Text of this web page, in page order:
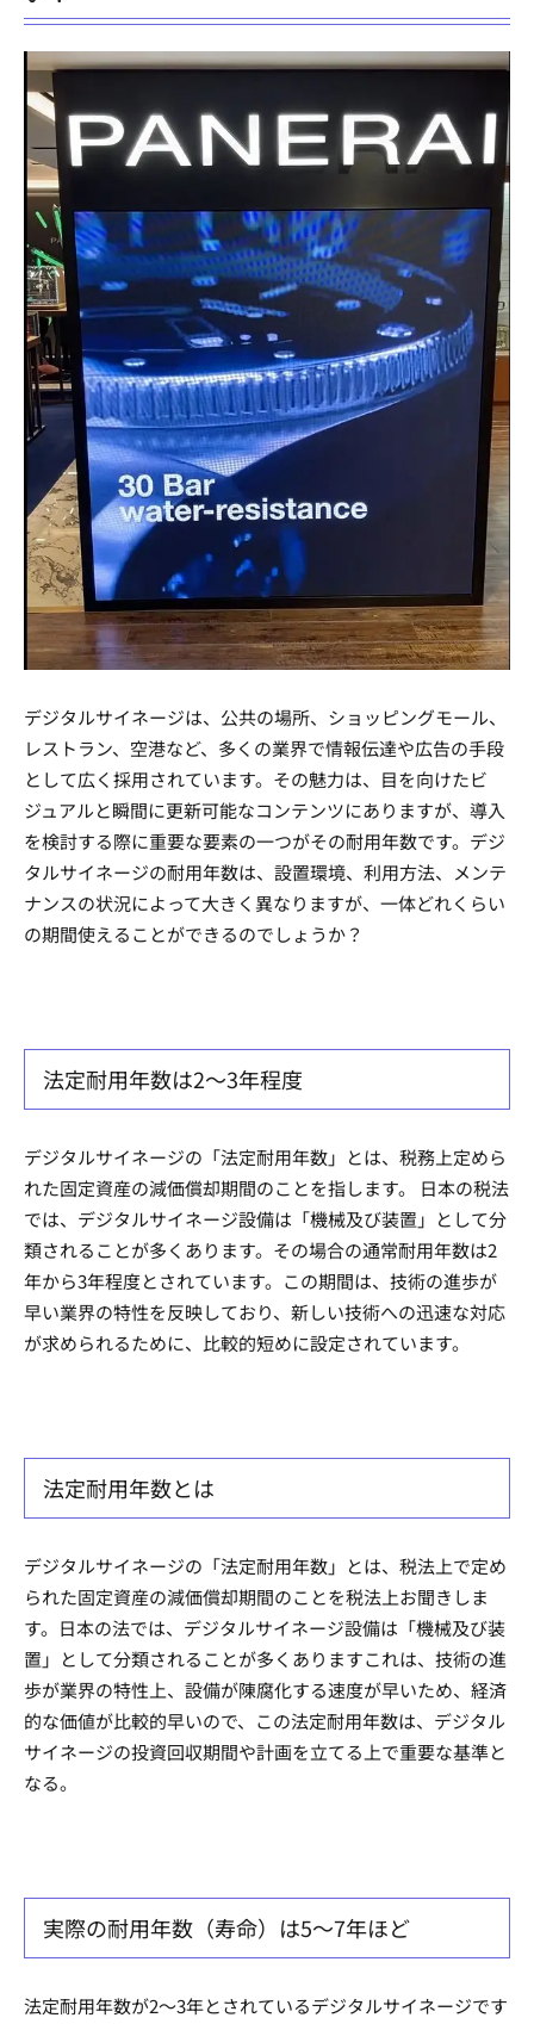
デジタルサイネージは、公共の場所、ショッピングモール、
レストラン、空港など、多くの業界で情報伝達や広告の手段
として広く採用されています。その魅力は、目を向けたビ
ジュアルと瞬間に更新可能なコンテンツにありますが、導入
を検討する際に重要な要素の一つがその耐用年数です。デジ
タルサイネージの耐用年数は、設置環境、利用方法、メンテ
ナンスの状況によって大きく異なりますが、一体どれくらい
の期間使えることができるのでしょうか？
法定耐用年数は2〜3年程度
デジタルサイネージの「法定耐用年数」とは、税務上定めら
れた固定資産の減価償却期間のことを指します。 日本の税法
では、デジタルサイネージ設備は「機械及び装置」として分
類されることが多くあります。その場合の通常耐用年数は2
年から3年程度とされています。この期間は、技術の進歩が
早い業界の特性を反映しており、新しい技術への迅速な対応
が求められるために、比較的短めに設定されています。
法定耐用年数とは
デジタルサイネージの「法定耐用年数」とは、税法上で定め
られた固定資産の減価償却期間のことを税法上お聞きしま
す。日本の法では、デジタルサイネージ設備は「機械及び装
置」として分類されることが多くありますこれは、技術の進
歩が業界の特性上、設備が陳腐化する速度が早いため、経済
的な価値が比較的早いので、この法定耐用年数は、デジタル
サイネージの投資回収期間や計画を立てる上で重要な基準と
なる。
実際の耐用年数（寿命）は5〜7年ほど
法定耐用年数が2〜3年とされているデジタルサイネージです